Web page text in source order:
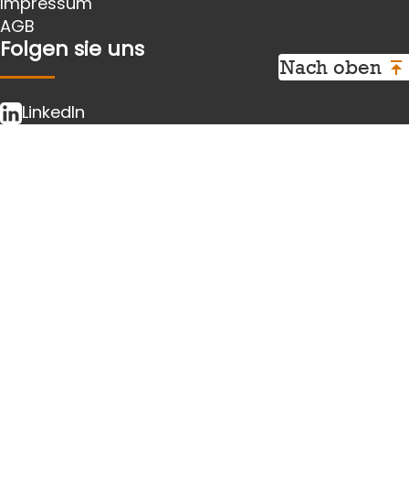
AGB
Folgen sie uns
LinkedIn
Nach oben